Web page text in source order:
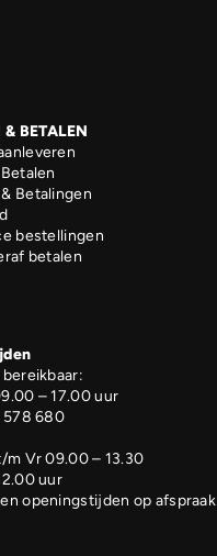
& BETALEN
Betalingen
bestellingen
betalen
– 17.00 uur
578 680
m Vr 09.00 – 13.30
uur
openingstijden op afspraak